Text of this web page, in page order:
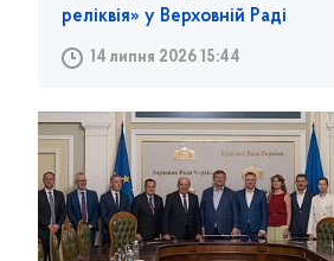
реліквія» у Верховній Раді
14 липня 2026 15:44